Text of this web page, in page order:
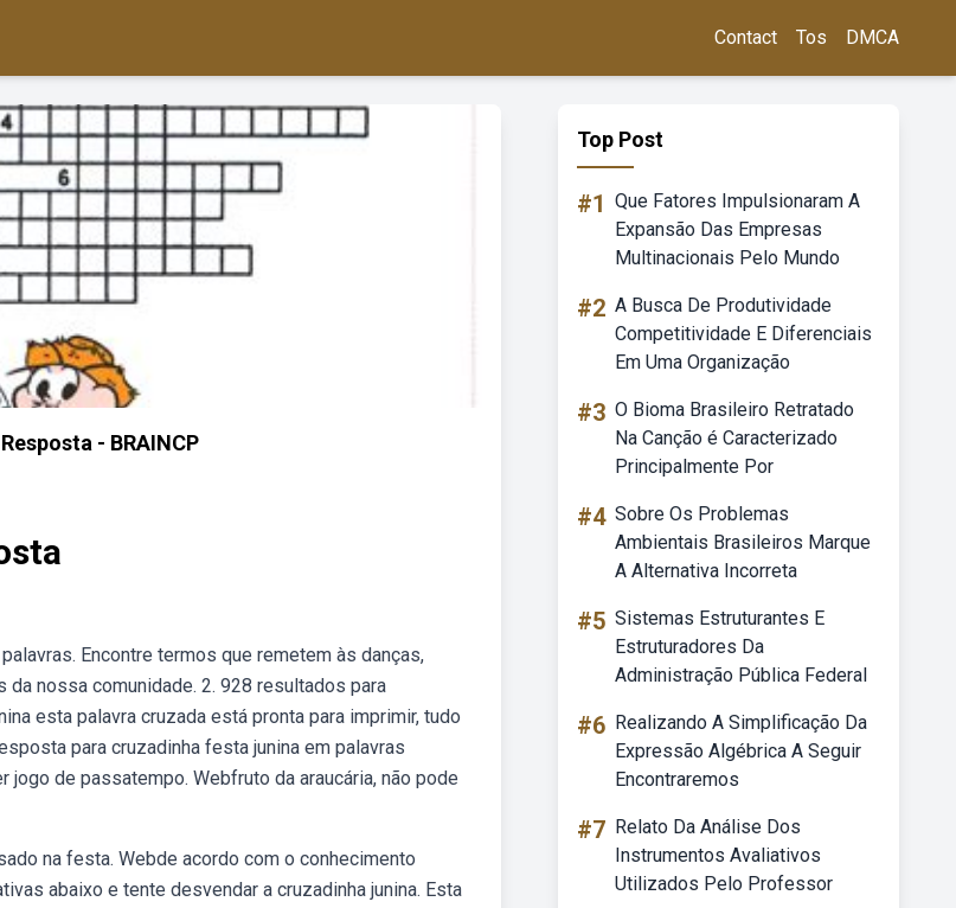
Contact Tos DMCA
- BRAINCP
Encontre termos que remetem às danças,
nossa comunidade. 2. 928 resultados para
esta palavra cruzada está pronta para imprimir, tudo
para cruzadinha festa junina em palavras
jogo de passatempo. Webfruto da araucária, não pode
na festa. Webde acordo com o conhecimento
abaixo e tente desvendar a cruzadinha junina. Esta
Top Post
#1 Que Fatores Impulsionaram A
Expansão Das Empresas
Multinacionais Pelo Mundo
#2 A Busca De Produtividade
Competitividade E Diferenciais
Em Uma Organização
#3 O Bioma Brasileiro Retratado
Na Canção é Caracterizado
Principalmente Por
#4 Sobre Os Problemas
Ambientais Brasileiros Marque
A Alternativa Incorreta
#5 Sistemas Estruturantes E
Estruturadores Da
Administração Pública Federal
#6 Realizando A Simplificação Da
Expressão Algébrica A Seguir
Encontraremos
#7 Relato Da Análise Dos
Instrumentos Avaliativos
Utilizados Pelo Professor